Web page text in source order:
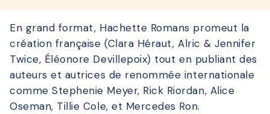
En grand format, Hachette Romans promeut la
création française (Clara Héraut, Alric & Jennifer
Twice, Éléonore Devillepoix) tout en publiant des
auteurs et autrices de renommée internationale
comme Stephenie Meyer, Rick Riordan, Alice
Oseman, Tillie Cole, et Mercedes Ron.